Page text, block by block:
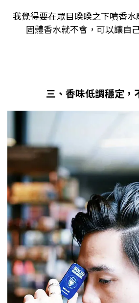
我覺得要在眾目睽睽之下噴香水
固體香水就不會，可以讓自
三、香味低調穩定，